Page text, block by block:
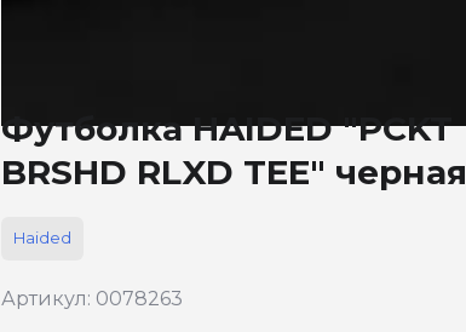
Футболка HAIDED "PCKT
BRSHD RLXD TEE" черная
Haided
Артикул: 0078263